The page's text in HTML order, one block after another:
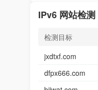
IPv6 网站检测
检测目标
jxdtxf.com
dfpx666.com